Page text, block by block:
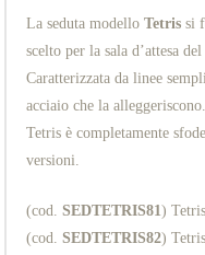
La seduta modello Tetrissi
scelto per la sala d’attesa
Caratterizzata da linee
acciaio che la alleggeriscono.
Tetris è completamente
versioni.
(cod. SEDTETRIS81)
(cod. SEDTETRIS82)